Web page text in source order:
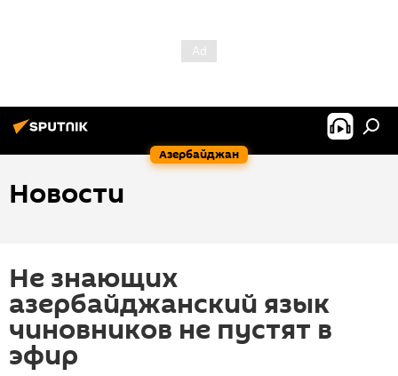
Азербайджан
Новости
Не знающих
азербайджанский язык
чиновников не пустят в
эфир